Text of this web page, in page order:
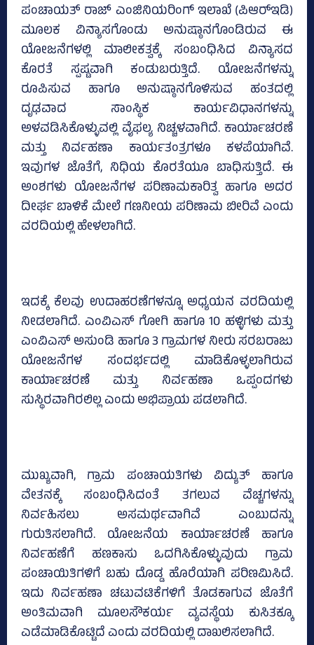
ಪಂಚಾಯತ್ ರಾಜ್ ಎಂಜಿನಿಯರಿಂಗ್ ಇಲಾಖೆ (ಪಿಆರ್‌ಇಡಿ)
ಮೂಲಕ ವಿನ್ಯಾಸಗೊಂಡು ಅನುಷ್ಠಾನಗೊಂಡಿರುವ ಈ
ಯೋಜನೆಗಳಲ್ಲಿ ಮಾಲೀಕತ್ವಕ್ಕೆ ಸಂಬಂಧಿಸಿದ ವಿನ್ಯಾಸದ
ಕೊರತೆ ಸ್ಪಷ್ಟವಾಗಿ ಕಂಡುಬರುತ್ತಿದೆ. ಯೋಜನೆಗಳನ್ನು
ರೂಪಿಸುವ ಹಾಗೂ ಅನುಷ್ಠಾನಗೊಳಿಸುವ ಹಂತದಲ್ಲಿ
ದೃಢವಾದ ಸಾಂಸ್ಥಿಕ ಕಾರ್ಯವಿಧಾನಗಳನ್ನು
ಅಳವಡಿಸಿಕೊಳ್ಳುವಲ್ಲಿ ವೈಫಲ್ಯ ನಿಚ್ಚಳವಾಗಿದೆ. ಕಾರ್ಯಾಚರಣೆ
ಮತ್ತು ನಿರ್ವಹಣಾ ಕಾರ್ಯತಂತ್ರಗಳೂ ಕಳಪೆಯಾಗಿವೆ.
ಇವುಗಳ ಜೊತೆಗೆ, ನಿಧಿಯ ಕೊರತೆಯೂ ಬಾಧಿಸುತ್ತಿದೆ. ಈ
ಅಂಶಗಳು ಯೋಜನೆಗಳ ಪರಿಣಾಮಕಾರಿತ್ವ ಹಾಗೂ ಅದರ
ದೀರ್ಘ ಬಾಳಿಕೆ ಮೇಲೆ ಗಣನೀಯ ಪರಿಣಾಮ ಬೀರಿವೆ ಎಂದು
ವರದಿಯಲ್ಲಿ ಹೇಳಲಾಗಿದೆ.
ಇದಕ್ಕೆ ಕೆಲವು ಉದಾಹರಣೆಗಳನ್ನೂ ಅಧ್ಯಯನ ವರದಿಯಲ್ಲಿ
ನೀಡಲಾಗಿದೆ. ಎಂವಿಎಸ್ ಗೋಗಿ ಹಾಗೂ 10 ಹಳ್ಳಿಗಳು ಮತ್ತು
ಎಂವಿಎಸ್ ಅಸುಂಡಿ ಹಾಗೂ 3 ಗ್ರಾಮಗಳ ನೀರು ಸರಬರಾಜು
ಯೋಜನೆಗಳ ಸಂದರ್ಭದಲ್ಲಿ ಮಾಡಿಕೊಳ್ಳಲಾಗಿರುವ
ಕಾರ್ಯಾಚರಣೆ ಮತ್ತು ನಿರ್ವಹಣಾ ಒಪ್ಪಂದಗಳು
ಸುಸ್ಥಿರವಾಗಿರಲಿಲ್ಲ ಎಂದು ಅಭಿಪ್ರಾಯ ಪಡಲಾಗಿದೆ.
ಮುಖ್ಯವಾಗಿ, ಗ್ರಾಮ ಪಂಚಾಯತಿಗಳು ವಿದ್ಯುತ್ ಹಾಗೂ
ವೇತನಕ್ಕೆ ಸಂಬಂಧಿಸಿದಂತೆ ತಗಲುವ ವೆಚ್ಚಗಳನ್ನು
ನಿರ್ವಹಿಸಲು ಅಸಮರ್ಥವಾಗಿವೆ ಎಂಬುದನ್ನು
ಗುರುತಿಸಲಾಗಿದೆ. ಯೋಜನೆಯ ಕಾರ್ಯಾಚರಣೆ ಹಾಗೂ
ನಿರ್ವಹಣೆಗೆ ಹಣಕಾಸು ಒದಗಿಸಿಕೊಳ್ಳುವುದು ಗ್ರಾಮ
ಪಂಚಾಯಿತಿಗಳಿಗೆ ಬಹು ದೊಡ್ಡ ಹೊರೆಯಾಗಿ ಪರಿಣಮಿಸಿದೆ.
ಇದು ನಿರ್ವಹಣಾ ಚಟುವಟಿಕೆಗಳಿಗೆ ತೊಡಕಾಗುವ ಜೊತೆಗೆ
ಅಂತಿಮವಾಗಿ ಮೂಲಸೌಕರ್ಯ ವ್ಯವಸ್ಥೆಯ ಕುಸಿತಕ್ಕೂ
ಎಡೆಮಾಡಿಕೊಟ್ಟಿದೆ ಎಂದು ವರದಿಯಲ್ಲಿ ದಾಖಲಿಸಲಾಗಿದೆ.